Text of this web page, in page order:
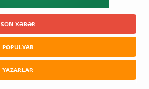
SON XƏBƏR
POPULYAR
YAZARLAR